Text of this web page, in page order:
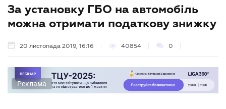
За установку ГБО на автомобіль
можна отримати податкову знижку
20 листопада 2019, 16:16 40854 0
Реклама